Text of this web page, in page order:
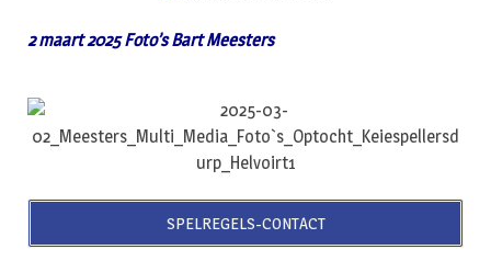
2 maart 2025 Foto’s Bart Meesters
SPELREGELS-CONTACT